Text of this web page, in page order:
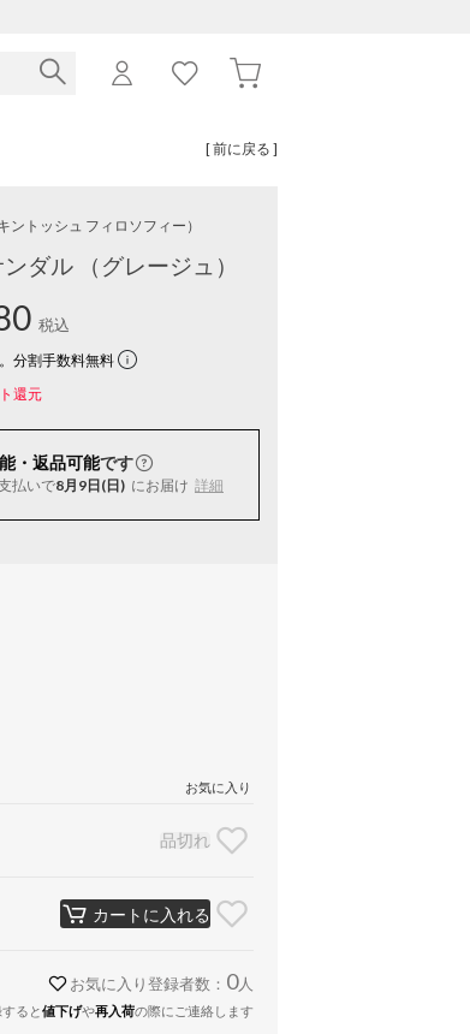
[ 前に戻る ]
ントッシュ フィロソフィー）
ダル （グレージュ）
税込
分割手数料無料
還元
・返品可能です
払いで8月9日(日) にお届け 詳細
お気に入り
品切れ
カートに入れる
お気に入り登録者数： 0人
ると値下げや再入荷の際にご連絡します